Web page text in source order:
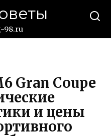
98.ru
Gran Coupe
и цены